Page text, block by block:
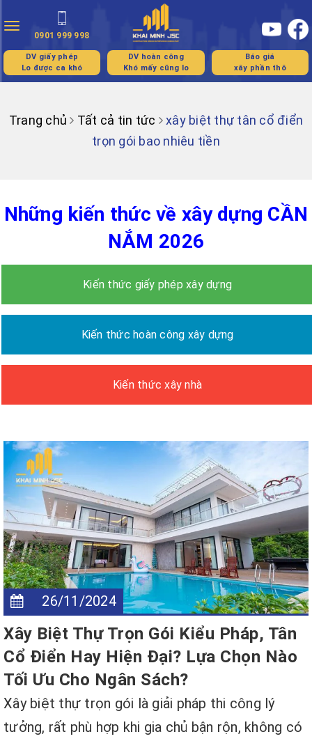
Toggle
navigation
0901 999 998
DV giấy phép
Lo được ca khó
DV hoàn công
Khó mấy cũng lo
Báo giá
xây phần thô
Trang chủ Tất cả tin tức
xây biệt thự tân cổ điển
trọn gói bao nhiêu tiền
Những kiến thức về xây dựng CẦN
NẮM 2026
Kiến thức giấy phép xây dựng
Kiến thức hoàn công xây dựng
Kiến thức xây nhà
26/11/2024
Xây Biệt Thự Trọn Gói Kiểu Pháp, Tân
Cổ Điển Hay Hiện Đại? Lựa Chọn Nào
Tối Ưu Cho Ngân Sách?
Xây biệt thự trọn gói là giải pháp thi công lý
tưởng, rất phù hợp khi gia chủ bận rộn, không có